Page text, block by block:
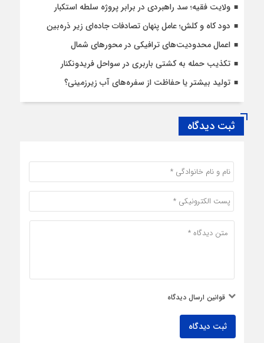
ولایت فقیه؛ سد راهبردی در برابر پروژه سلطه استکبار
دود کاه و کلش؛ عامل پنهان تصادفات جاده‌ای زیر ذره‌بین
اعمال محدودیت‌‌های ترافیکی در محورهای شمال
تکذیب حمله به کشتی باربری در سواحل فریدونکنار
تولید بیشتر یا حفاظت از سفره‌های آب زیرزمینی؟
ثبت دیدگاه
قوانین ارسال دیدگاه
ثبت دیدگاه